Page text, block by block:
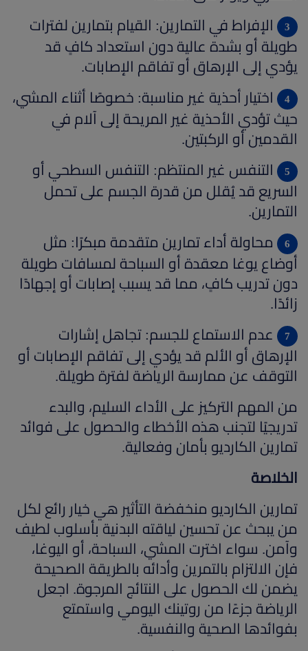
الإفراط في التمارين: القيام بتمارين لفترات
طويلة أو بشدة عالية دون استعداد كافٍ قد
يؤدي إلى الإرهاق أو تفاقم الإصابات.
اختيار أحذية غير مناسبة: خصوصًا أثناء المشي،
حيث تؤدي الأحذية غير المريحة إلى آلام في
القدمين أو الركبتين.
التنفس غير المنتظم: التنفس السطحي أو
السريع قد يُقلل من قدرة الجسم على تحمل
التمارين.
محاولة أداء تمارين متقدمة مبكرًا: مثل
أوضاع يوغا معقدة أو السباحة لمسافات طويلة
دون تدريب كافٍ، مما قد يسبب إصابات أو إجهادًا
زائدًا.
عدم الاستماع للجسم: تجاهل إشارات
الإرهاق أو الألم قد يؤدي إلى تفاقم الإصابات أو
التوقف عن ممارسة الرياضة لفترة طويلة.
من المهم التركيز على الأداء السليم، والبدء
تدريجيًا لتجنب هذه الأخطاء والحصول على فوائد
تمارين الكارديو بأمان وفعالية.
الخلاصة
تمارين الكارديو منخفضة التأثير هي خيار رائع لكل
من يبحث عن تحسين لياقته البدنية بأسلوب لطيف
وآمن. سواء اخترت المشي، السباحة، أو اليوغا،
فإن الالتزام بالتمرين وأدائه بالطريقة الصحيحة
يضمن لك الحصول على النتائج المرجوة. اجعل
الرياضة جزءًا من روتينك اليومي واستمتع
بفوائدها الصحية والنفسية.